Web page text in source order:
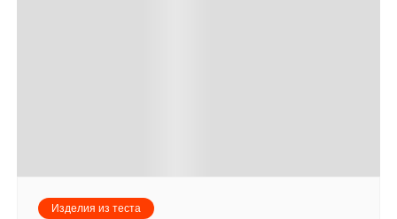
Изделия из теста